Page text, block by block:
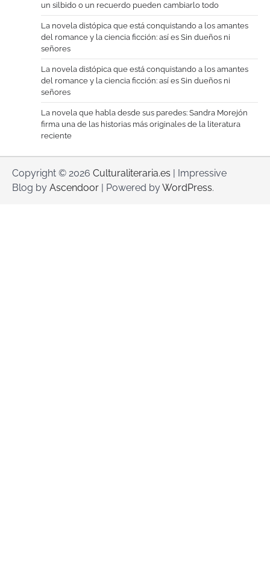
un silbido o un recuerdo pueden cambiarlo todo
La novela distópica que está conquistando a los amantes
del romance y la ciencia ficción: así es Sin dueños ni
señores
La novela distópica que está conquistando a los amantes
del romance y la ciencia ficción: así es Sin dueños ni
señores
La novela que habla desde sus paredes: Sandra Morejón
firma una de las historias más originales de la literatura
reciente
Copyright © 2026 Culturaliteraria.es | Impressive
Blog by Ascendoor | Powered byWordPress.